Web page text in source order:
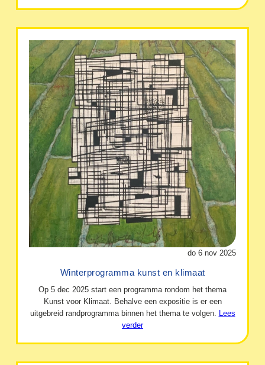
do 6 nov 2025
Winterprogramma kunst en klimaat
Op 5 dec 2025 start een programma rondom het thema
Kunst voor Klimaat. Behalve een expositie is er een
uitgebreid randprogramma binnen het thema te volgen.
Lees
verder